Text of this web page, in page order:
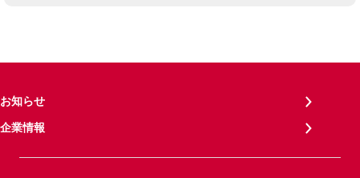
お知らせ
企業情報